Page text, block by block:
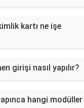
kartı ne işe
girişi nasıl yapılır?
hangi modüller